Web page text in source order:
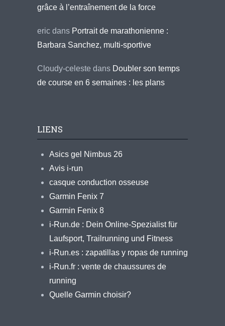
grâce à l’entraînement de la force
eric dans Portrait de marathonienne :
Barbara Sanchez, multi-sportive
Cloudy-celeste dans Doubler son temps
de course en 6 semaines : les plans
LIENS
Asics gel Nimbus 26
Avis i-run
casque conduction osseuse
Garmin Fenix 7
Garmin Fenix 8
i-Run.de : Dein Online-Spezialist für
Laufsport, Trailrunning und Fitness
i-Run.es : zapatillas y ropas de running
i-Run.fr : vente de chaussures de
running
Quelle Garmin choisir?